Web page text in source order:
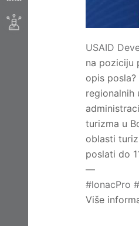
USAID
na poziciju
opis posla?
regionalnih
turizma u
oblasti
poslati do
—
#lonacPro
Više